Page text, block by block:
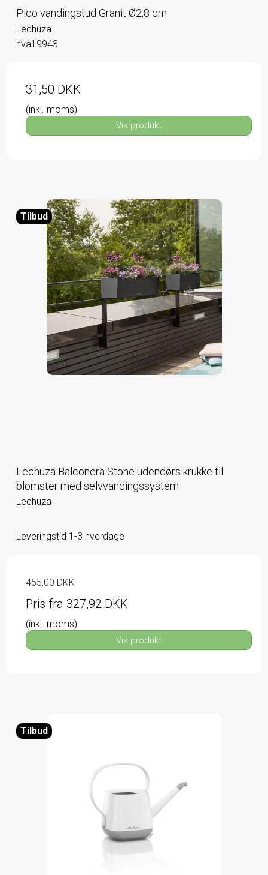
Pico vandingstud Granit Ø2,8 cm
Lechuza
nva19943
31,50 DKK
(inkl. moms)
Vis produkt
Tilbud
Lechuza Balconera Stone udendørs krukke til
blomster med selvvandingssystem
Lechuza
Leveringstid 1-3 hverdage
455,00 DKK
Pris fra 327,92 DKK
(inkl. moms)
Vis produkt
Tilbud